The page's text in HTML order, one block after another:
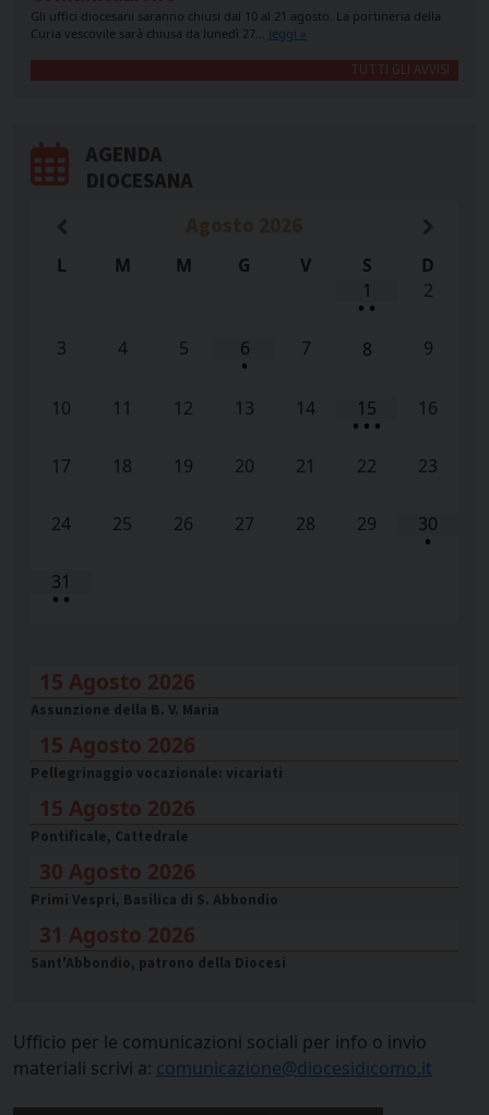
Gli uffici diocesani saranno chiusi dal 10 al 21 agosto. La portineria della
Curia vescovile sarà chiusa da lunedì 27… leggi »
TUTTI GLI AVVISI
AGENDA
DIOCESANA
L M M G V S
D
1
• •
2
3 4 5 6
•
7 8 9
10 11 12 13 14 15
• • •
16
17 18 19 20 21 22 23
24 25 26 27 28 29 30
•
31
• •
15 Agosto 2026
Assunzione della B. V. Maria
15 Agosto 2026
Pellegrinaggio vocazionale: vicariati
15 Agosto 2026
Pontificale, Cattedrale
30 Agosto 2026
Primi Vespri, Basilica di S. Abbondio
31 Agosto 2026
Sant'Abbondio, patrono della Diocesi
Ufficio per le comunicazioni sociali per info o invio
materiali scrivi a: comunicazione@diocesidicomo.it